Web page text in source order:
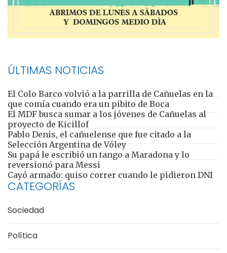
ÚLTIMAS NOTICIAS
El Colo Barco volvió a la parrilla de Cañuelas en la
que comía cuando era un pibito de Boca
El MDF busca sumar a los jóvenes de Cañuelas al
proyecto de Kicillof
Pablo Denis, el cañuelense que fue citado a la
Selección Argentina de Vóley
Su papá le escribió un tango a Maradona y lo
reversionó para Messi
Cayó armado: quiso correr cuando le pidieron DNI
CATEGORÍAS
Sociedad
Política